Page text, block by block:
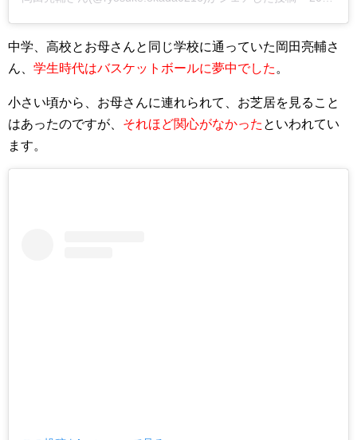
中学、高校とお母さんと同じ学校に通っていた 岡田亮輔さ
ん、 学生時代はバスケットボールに夢中でした 。
小さい頃から、お母さんに連れられて、お芝居を見ること
はあったのですが、 それほど関心がなかった といわれてい
ます。